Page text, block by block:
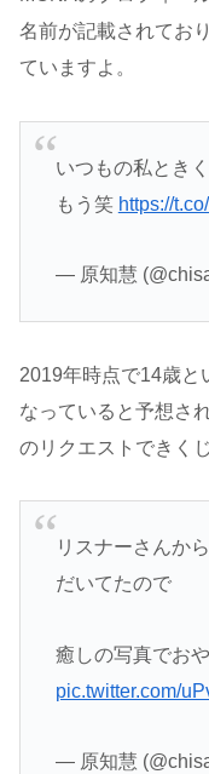
名前が記載されてお
ていますよ。
いつもの私とき
もう笑 https://
— 原知慧
2019年時点で14歳と
なっていると予想さ
のリクエストできく
リスナーさんか
だいてたので
癒しの写真でお
pic.twitter.com/
— 原知慧